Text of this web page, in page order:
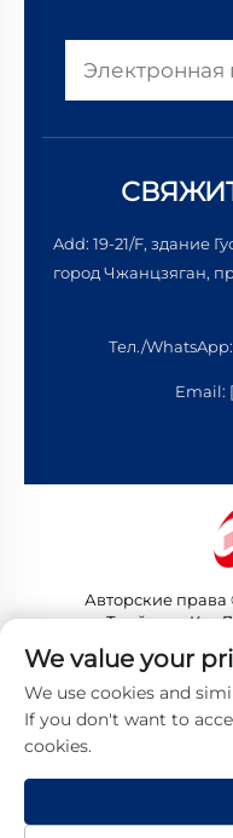
Add: 19-21/F, здание
город Чжанцзяган,
Тел./WhatsApp:
Email:
Авторские права
Трейдинг Ко.,
Политика
We value your
We use cookies and
If you don't want to
cookies.